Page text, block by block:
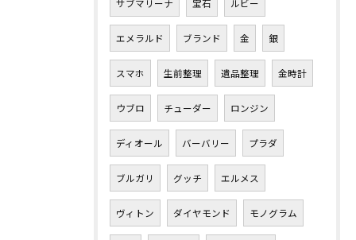
サブマリーナ 宝石 ルビー
エメラルド ブランド 金 銀
スマホ 生前整理 遺品整理 金時計
ウブロ チューダー ロンジン
ディオール バーバリー プラダ
ブルガリ グッチ エルメス
ヴィトン ダイヤモンド モノグラム